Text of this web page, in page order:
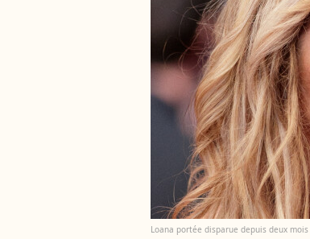
Loana portée disparue depuis deux